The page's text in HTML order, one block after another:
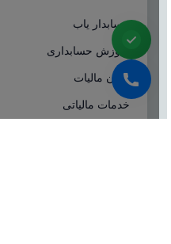
حسابدار یاب
آموزش حسابداری
ایران مالیات
خدمات مالیاتی